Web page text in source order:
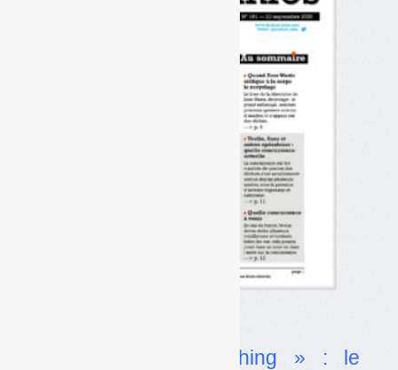
« Recyclage bashing » : le